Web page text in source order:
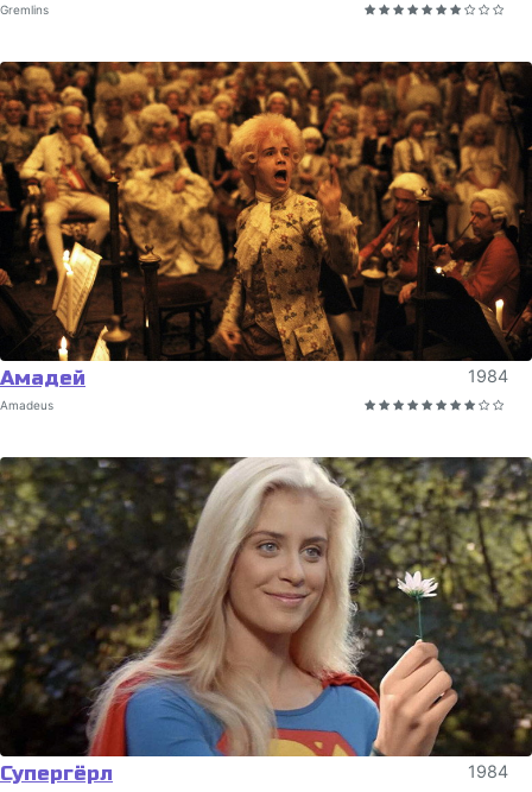
Gremlins
Амадей 1984
Amadeus
Супергёрл 1984